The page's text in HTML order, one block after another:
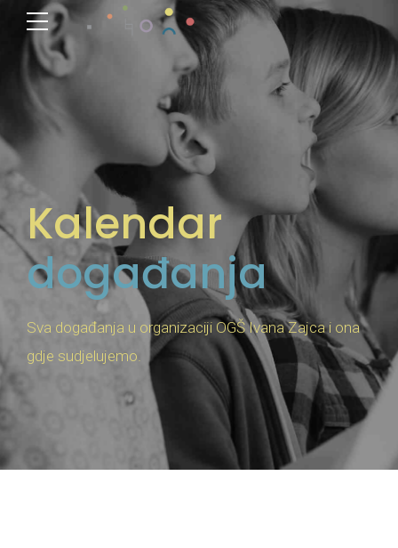
Kalendar
događanja
Sva događanja u organizaciji OGŠ Ivana Zajca i ona
gdje sudjelujemo.